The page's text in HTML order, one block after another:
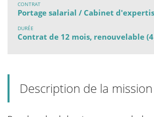
CONTRAT
Portage salarial / Cabinet
DURÉE
Contrat de 12 mois, renouvelable
Description de la mission